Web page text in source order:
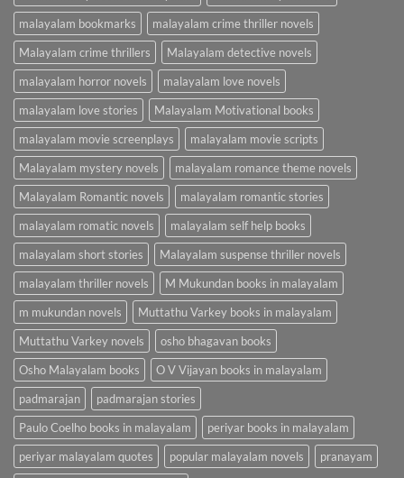
malayalam bookmarks
malayalam crime thriller novels
Malayalam crime thrillers
Malayalam detective novels
malayalam horror novels
malayalam love novels
malayalam love stories
Malayalam Motivational books
malayalam movie screenplays
malayalam movie scripts
Malayalam mystery novels
malayalam romance theme novels
Malayalam Romantic novels
malayalam romantic stories
malayalam romatic novels
malayalam self help books
malayalam short stories
Malayalam suspense thriller novels
malayalam thriller novels
M Mukundan books in malayalam
m mukundan novels
Muttathu Varkey books in malayalam
Muttathu Varkey novels
osho bhagavan books
Osho Malayalam books
O V Vijayan books in malayalam
padmarajan
padmarajan stories
Paulo Coelho books in malayalam
periyar books in malayalam
periyar malayalam quotes
popular malayalam novels
pranayam